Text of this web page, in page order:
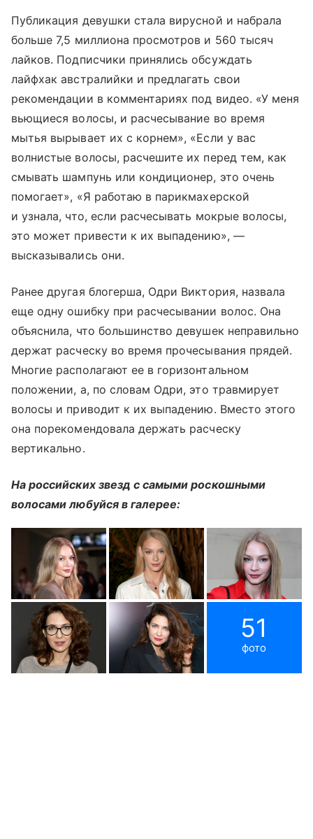
Публикация девушки стала вирусной и набрала
больше 7,5 миллиона просмотров и 560 тысяч
лайков. Подписчики принялись обсуждать
лайфхак австралийки и предлагать свои
рекомендации в комментариях под видео. «У меня
вьющиеся волосы, и расчесывание во время
мытья вырывает их с корнем», «Если у вас
волнистые волосы, расчешите их перед тем, как
смывать шампунь или кондиционер, это очень
помогает», «Я работаю в парикмахерской
и узнала, что, если расчесывать мокрые волосы,
это может привести к их выпадению», —
высказывались они.
Ранее другая блогерша, Одри Виктория, назвала
еще одну ошибку при расчесывании волос. Она
объяснила, что большинство девушек неправильно
держат расческу во время прочесывания прядей.
Многие располагают ее в горизонтальном
положении, а, по словам Одри, это травмирует
волосы и приводит к их выпадению. Вместо этого
она порекомендовала держать расческу
вертикально.
На российских звезд с самыми роскошными
волосами любуйся в галерее:
51
фото